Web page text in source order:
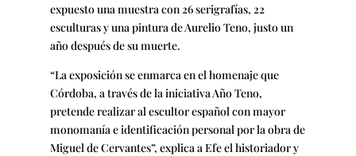
expuesto una muestra con 26 serigrafías, 22
esculturas y una pintura de Aurelio Teno, justo un
año después de su muerte.
“La exposición se enmarca en el homenaje que
Córdoba, a través de la iniciativa Año Teno,
pretende realizar al escultor español con mayor
monomanía e identificación personal por la obra de
Miguel de Cervantes”, explica a Efe el historiador y